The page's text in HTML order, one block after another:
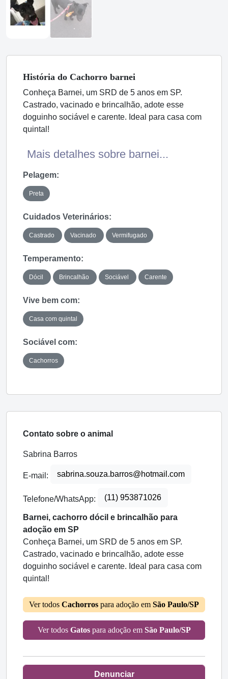
História do Cachorro barnei
Conheça Barnei, um SRD de 5 anos em SP.
Castrado, vacinado e brincalhão, adote esse
doguinho sociável e carente. Ideal para casa com
quintal!
Mais detalhes sobre barnei...
Pelagem:
Preta
Cuidados Veterinários:
Castrado Vacinado Vermifugado
Temperamento:
Dócil Brincalhão Sociável Carente
Vive bem com:
Casa com quintal
Sociável com:
Cachorros
Contato sobre o animal
Sabrina Barros
E-mail: sabrina.souza.barros@hotmail.com
Telefone/WhatsApp: (11) 953871026
Barnei, cachorro dócil e brincalhão para
adoção em SP
Conheça Barnei, um SRD de 5 anos em SP.
Castrado, vacinado e brincalhão, adote esse
doguinho sociável e carente. Ideal para casa com
quintal!
Ver todos Cachorros para adoção em São Paulo/SP
Ver todos Gatospara adoção em São Paulo/SP
Denunciar